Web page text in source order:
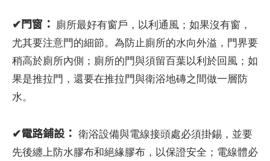
✔門窗： 廁所最好有窗戶，以利通風；如果沒有窗，
尤其要注意門的細節。為防止廁所的水向外溢，門界要
稍高於廁所內側；廁所的門與須留百葉以利於回風；如
果是推拉門，還要在推拉門與衛浴地磚之間做一層防
水。
✔電路鋪設： 衛浴設備與電線接頭處必須掛錫，並要
先後纏上防水膠布和絕緣膠布，以保證安全；電線體必